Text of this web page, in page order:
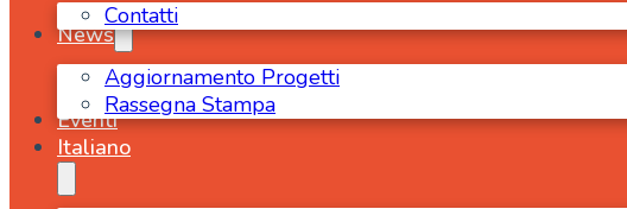
Contatti
News
Aggiornamento Progetti
Rassegna Stampa
Eventi
Italiano